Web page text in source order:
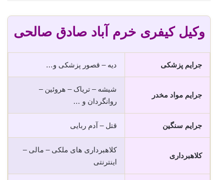
وکیل کیفری خرم آباد صادق صالحی
جرایم پزشکی دیه – قصور پزشکی و…
جرایم مواد مخدر
شیشه – تریاک – هروئین –
روانگردان و …
جرایم سنگین قتل – آدم ربایی
کلاهبرداری
کلاهبرداری های ملکی – مالی –
اینترنتی